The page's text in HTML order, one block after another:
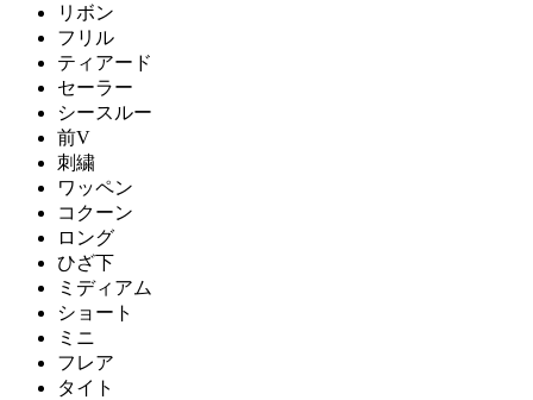
リボン
フリル
ティアード
セーラー
シースルー
前V
刺繍
ワッペン
コクーン
ロング
ひざ下
ミディアム
ショート
ミニ
フレア
タイト